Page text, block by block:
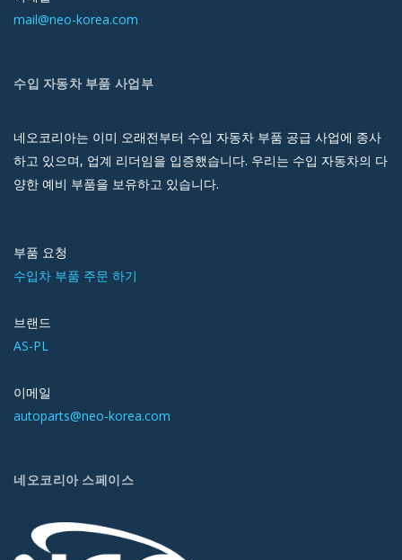
mail@neo-korea.com
수입 자동차 부품 사업부
네오코리아는 이미 오래전부터 수입 자동차 부품 공급 사업에 종사
하고 있으며, 업계 리더임을 입증했습니다. 우리는 수입 자동차의 다
양한 예비 부품을 보유하고 있습니다.
부품 요청
수입차 부품 주문 하기
브랜드
AS-PL
이메일
autoparts@neo-korea.com
네오코리아 스페이스